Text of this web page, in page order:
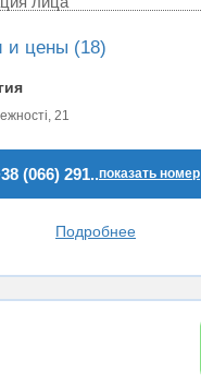
и цены (18)
21
(066) 291..показать номер
Подробнее